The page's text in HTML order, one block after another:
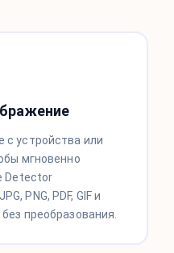
с устройства или
мгновенно
Detector
PNG, PDF, GIF и
преобразования.